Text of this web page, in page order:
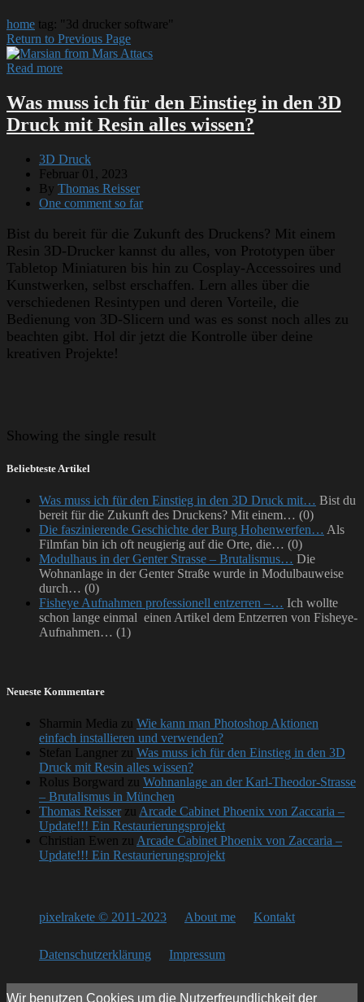
home tag: "3d drucker software"
Return to Previous Page
Read more
Was muss ich für den Einstieg in den 3D
Druck mit Resin alles wissen?
3D Druck
Februar 01, 2023
By Thomas Reisser
One comment so far
Bist du bereit für die Zukunft des Druckens? Mit einem
Resin 3D-Drucker kannst du alles, von Prototypen über
Tabletop Miniaturen bis hin zu Cosplay-Accessoires und
Kunstwerken, selbst erschaffen. Lern alles über die
verschiedenen Resintypen und deren Vorteile, die
Bedienung von 3D-Slicern und was es sonst noch alles zu
beachten gibt. Hol dir jetzt die Kontrolle über deine
kreativen Projekte!
Showing the single result
Beliebteste Artikel
Was muss ich für den Einstieg in den 3D Druck mit… Bist du
bereit für die Zukunft des Druckens? Mit einem… (0)
Die faszinierende Geschichte der Burg Hohenwerfen… Als
Filmfan bin ich oft neugierig auf die Orte, die… (0)
Modulhaus in der Genter Strasse – Brutalismus… Die
Wohnanlage in der Genter Straße wurde in Modulbauweise
durch… (0)
Fisheye Aufnahmen professionell entzerren –… Ich wollte
schon lange einmal einen Artikel dem Entzerren von Fisheye-
Aufnahmen… (1)
Neueste Kommentare
Sharmin Media zu Wie kann man Photoshop Aktionen
einfach installieren und verwenden?
Stefan Langner zu Was muss ich für den Einstieg in den 3D
Druck mit Resin alles wissen?
Rolus Borgward zu Wohnanlage an der Karl-Theodor-Strasse
– Brutalismus in München
Thomas Reisserzu Arcade Cabinet Phoenix von Zaccaria –
Update!!! Ein Restaurierungsprojekt
Christian Ewen zu Arcade Cabinet Phoenix von Zaccaria –
Update!!! Ein Restaurierungsprojekt
pixelrakete © 2011-2023 About me Kontakt
Datenschutzerklärung Impressum
Wir benutzen Cookies um die Nutzerfreundlichkeit der